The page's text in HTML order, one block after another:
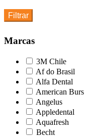
Filtrar
Marcas
3M Chile
Af do Brasil
Alfa Dental
American Burs
Angelus
Appledental
Aquafresh
Becht